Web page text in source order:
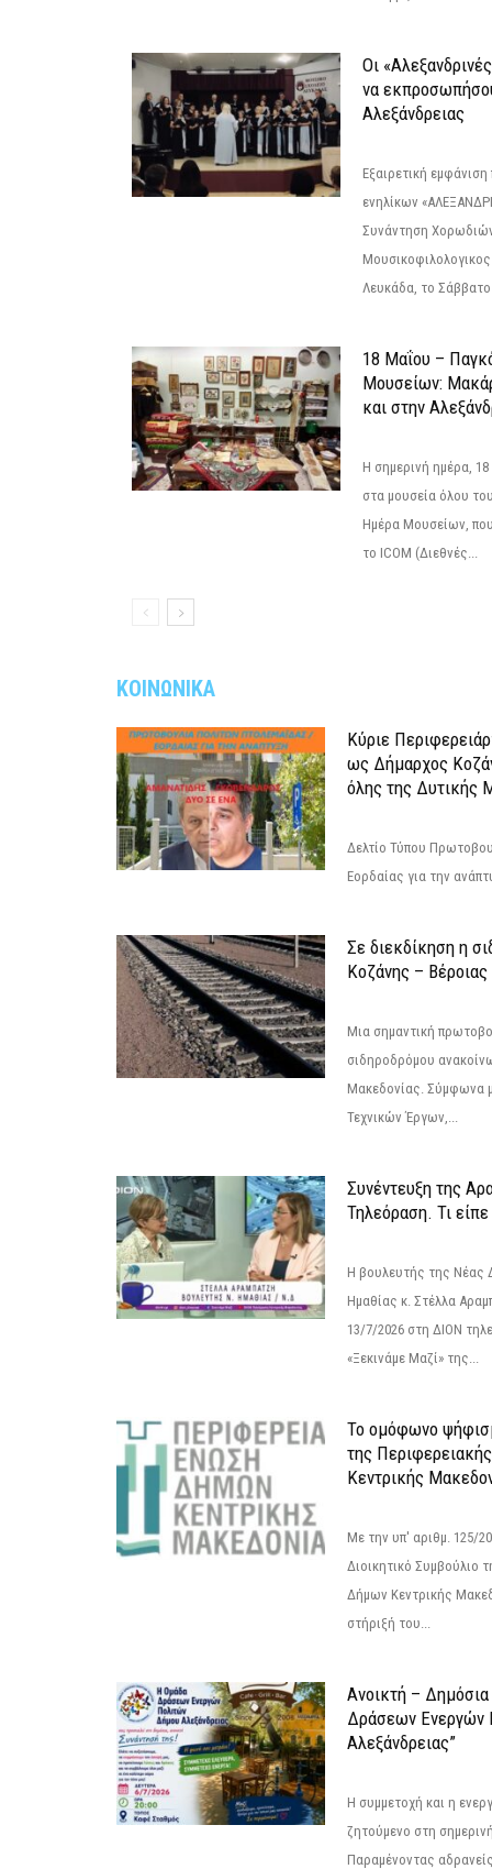
Οι
να
Αλεξάνδρειας
Εξαιρετική
ενηλίκων
Συνάντηση
Λευκάδα, το
18 Μαΐου –
Μουσείων:
και στην
Η σημερινή ημέρα,
στα μουσεία όλου
Ημέρα Μουσείων,
το ICOM (Διεθνές...
ΚΟΙΝΩΝΙΚΑ
Κύριε
ως Δήμαρχος
όλης της Δυτικής
Δελτίο Τύπου
Εορδαίας για την
Σε διεκδίκηση η
Κoζάνης –
Μια σημαντική
σιδηροδρόμου
Μακεδονίας. Σύμφωνα
Τεχνικών Έργων,...
Συνέντευξη της
Τηλεόραση. Τι
Η βουλευτής της Νέας
Ημαθίας κ. Στέλλα
13/7/2026 στη ΔΙΟΝ
«Ξεκινάμε Μαζί» της...
Το ομόφωνο
της
Κεντρικής
Με την υπ' αριθμ. 125/
Διοικητικό Συμβούλιο
Δήμων Κεντρικής
στήριξή του...
Ανοικτή –
Δράσεων Eνεργών
Αλεξάνδρειας”
Η συμμετοχή και η
ζητούμενο στη
Παραμένοντας